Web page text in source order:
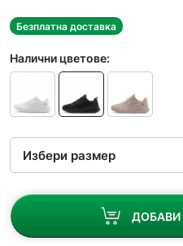
Безплатна доставка
Налични цветове:
ДОБАВИ